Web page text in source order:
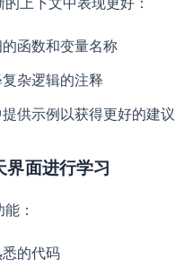
函数和变量名称
杂逻辑的注释
供示例以获得更好的建议
界面进行学习
：
的代码